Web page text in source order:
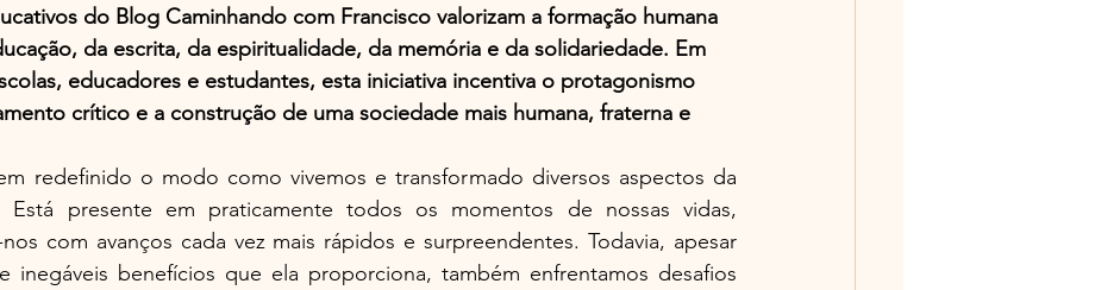
do Blog Caminhando com Francisco valorizam a formação humana
da escrita, da espiritualidade, da memória e da solidariedade. Em
educadores e estudantes, esta iniciativa incentiva o protagonismo
crítico e a construção de uma sociedade mais humana, fraterna e
redefinido o modo como vivemos e transformado diversos aspectos da
Está presente em praticamente todos os momentos de nossas vidas,
com avanços cada vez mais rápidos e surpreendentes. Todavia, apesar
inegáveis benefícios que ela proporciona, também enfrentamos desafios